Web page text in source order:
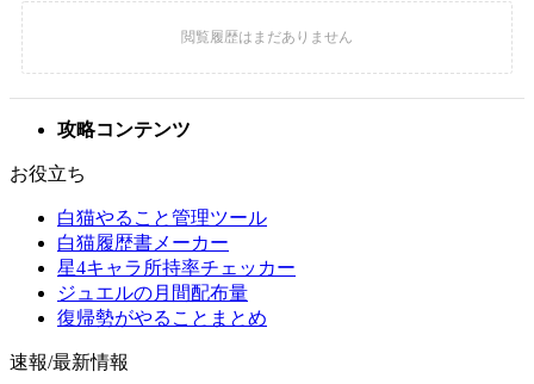
攻略コンテンツ
お役立ち
白猫やること管理ツール
白猫履歴書メーカー
星4キャラ所持率チェッカー
ジュエルの月間配布量
復帰勢がやることまとめ
速報/最新情報